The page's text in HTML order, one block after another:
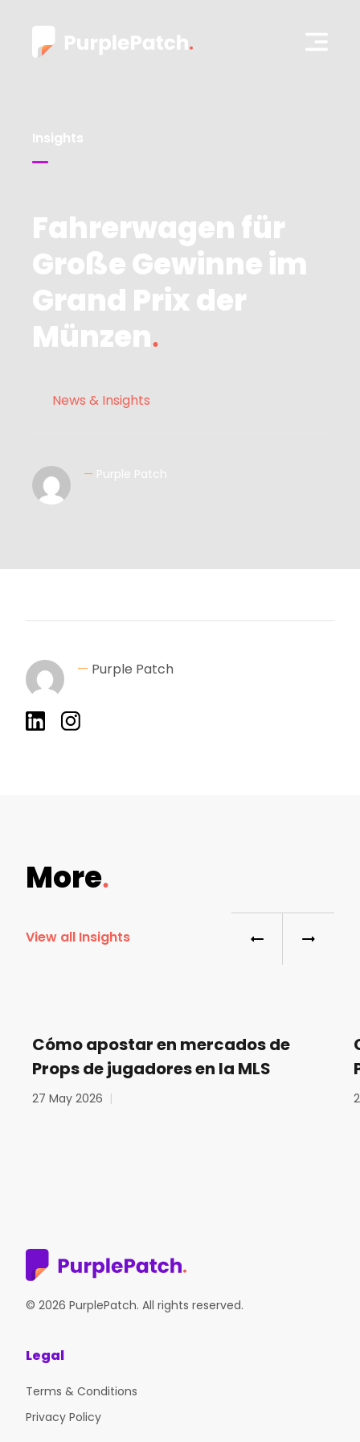
Insights
Fahrerwagen für
Große Gewinne im
Grand Prix der
Münzen
News & Insights
— Purple Patch
— Purple Patch
More
View all Insights
Cómo apostar en mercados de
Props de jugadores en la MLS
27 May 2026 |
© 2026 PurplePatch. All rights reserved.
Legal
Terms & Conditions
Privacy Policy